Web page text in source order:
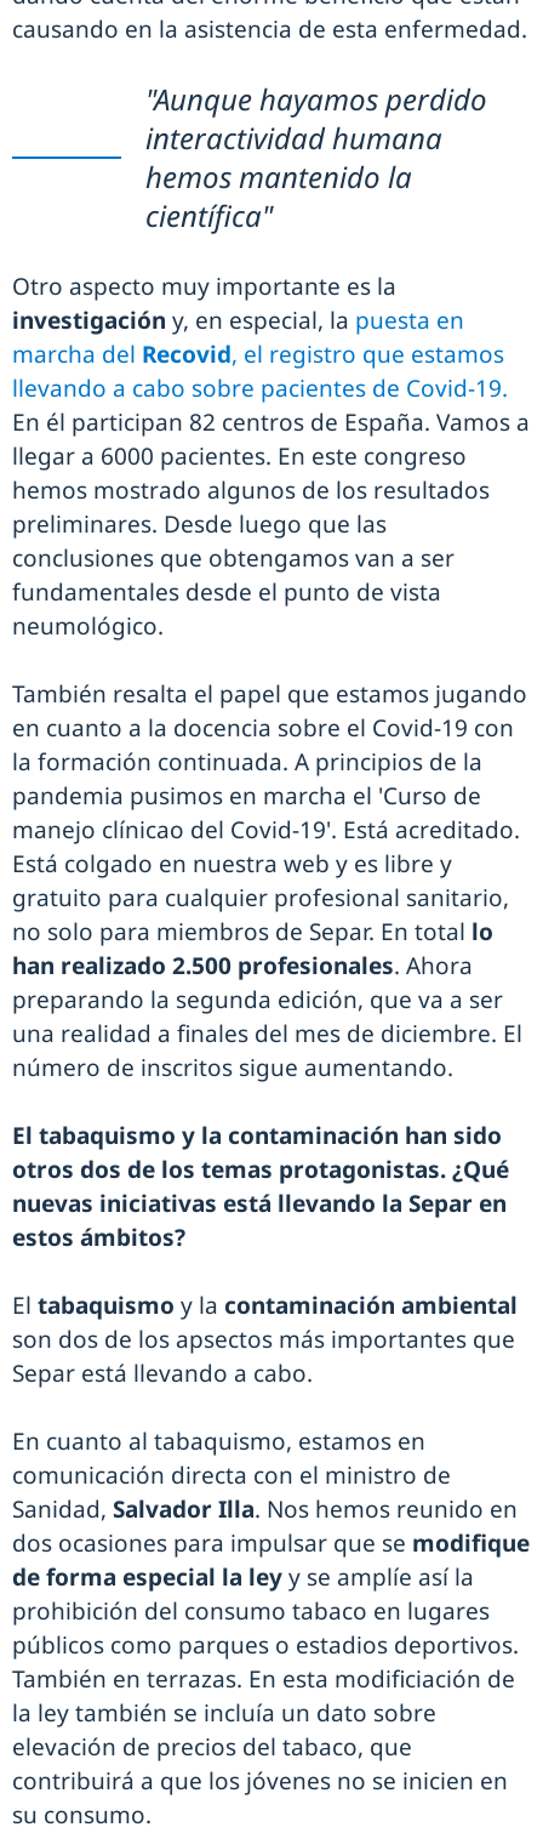
causando en la asistencia de esta enfermedad.
"Aunque hayamos perdido
interactividad humana
hemos mantenido la
científica"
Otro aspecto muy importante es la
investigación y, en especial, la puesta en
marcha del Recovid, el registro que estamos
llevando a cabo sobre pacientes de Covid-19.
En él participan 82 centros de España. Vamos a
llegar a 6000 pacientes. En este congreso
hemos mostrado algunos de los resultados
preliminares. Desde luego que las
conclusiones que obtengamos van a ser
fundamentales desde el punto de vista
neumológico.
También resalta el papel que estamos jugando
en cuanto a la docencia sobre el Covid-19 con
la formación continuada. A principios de la
pandemia pusimos en marcha el 'Curso de
manejo clínicao del Covid-19'. Está acreditado.
Está colgado en nuestra web y es libre y
gratuito para cualquier profesional sanitario,
no solo para miembros de Separ. En total lo
han realizado 2.500 profesionales. Ahora
preparando la segunda edición, que va a ser
una realidad a finales del mes de diciembre. El
número de inscritos sigue aumentando.
El tabaquismo y la contaminación han sido
otros dos de los temas protagonistas. ¿Qué
nuevas iniciativas está llevando la Separ en
estos ámbitos?
El tabaquismo y la contaminación ambiental
son dos de los apsectos más importantes que
Separ está llevando a cabo.
En cuanto al tabaquismo, estamos en
comunicación directa con el ministro de
Sanidad, Salvador Illa. Nos hemos reunido en
dos ocasiones para impulsar que se modifique
de forma especial la leyy se amplíe así la
prohibición del consumo tabaco en lugares
públicos como parques o estadios deportivos.
También en terrazas. En esta modificiación de
la ley también se incluía un dato sobre
elevación de precios del tabaco, que
contribuirá a que los jóvenes no se inicien en
su consumo.